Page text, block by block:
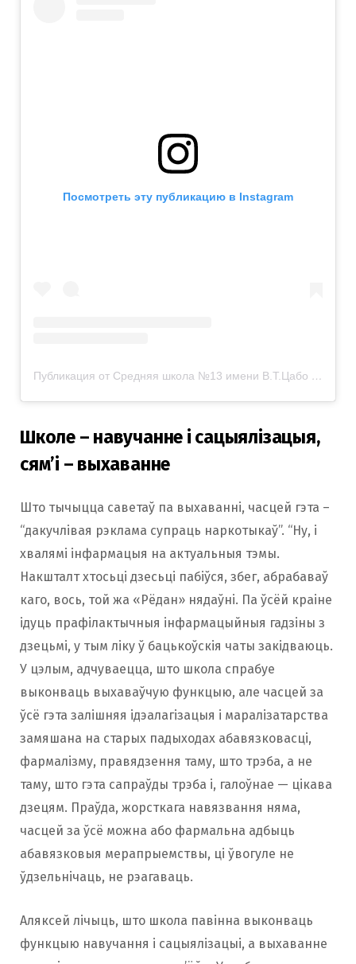
Посмотреть эту публикацию в Instagram
Публикация от Средняя школа №13 имени В.Т.Цабо г. Гродно (@school13_grodno)
Школе – навучанне і сацыялізацыя,
сям’і – выхаванне
Што тычыцца саветаў па выхаванні, часцей гэта –
“дакучлівая рэклама супраць наркотыкаў”. “Ну, і
хвалямі інфармацыя на актуальныя тэмы.
Накшталт хтосьці дзесьці пабіўся, збег, абрабаваў
каго, вось, той жа «Рёдан» нядаўні. Па ўсёй краіне
ідуць прафілактычныя інфармацыйныя гадзіны з
дзецьмі, у тым ліку ў бацькоўскія чаты закідваюць.
У цэлым, адчуваецца, што школа спрабуе
выконваць выхаваўчую функцыю, але часцей за
ўсё гэта залішняя ідэалагізацыя і маралізатарства
замяшана на старых падыходах абавязковасці,
фармалізму, правядзення таму, што трэба, а не
таму, што гэта сапраўды трэба і, галоўнае — цікава
дзецям. Праўда, жорсткага навязвання няма,
часцей за ўсё можна або фармальна адбыць
абавязковыя мерапрыемствы, ці ўвогуле не
ўдзельнічаць, не рэагаваць.
Аляксей лічыць, што школа павінна выконваць
функцыю навучання і сацыялізацыі, а выхаванне